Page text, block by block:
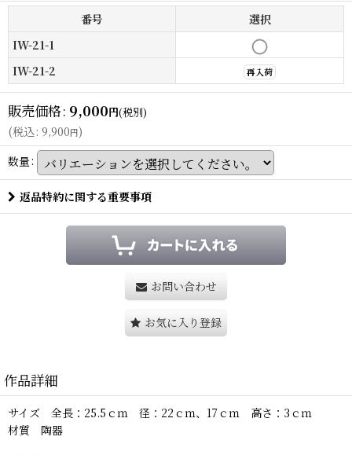
番号
選択
IW-21-1
IW-21-2
再入荷
販売価格: 9,000円(税別)
(税込: 9,900円)
数量:
返品特約に関する重要事項
お問い合わせ
お気に入り登録
作品詳細
サイズ 全長：25.5ｃｍ 径：22ｃｍ、17ｃｍ 高さ：3ｃｍ
材質 陶器